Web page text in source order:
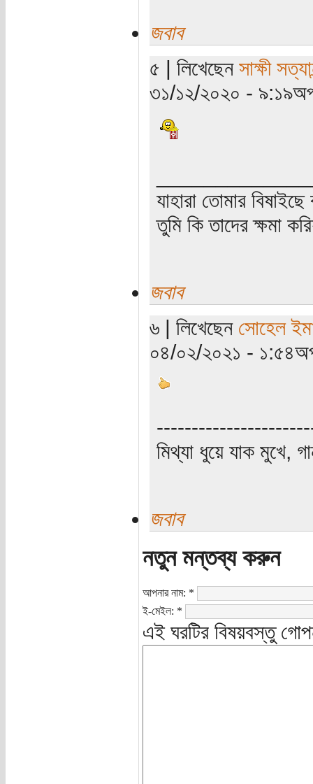
জবাব
৫ | লিখেছেন সাক্ষী
৩১/১২/২০২০ -
যাহারা তোমার
তুমি কি তাদের ক্ষমা
জবাব
৬ | লিখেছেন সোহেল
০৪/০২/২০২১ -
মিথ্যা ধুয়ে যাক মুখে,
জবাব
নতুন মন্তব্য করুন
আপনার নাম: *
ই-মেইল: *
এই ঘরটির বিষয়বস্তু